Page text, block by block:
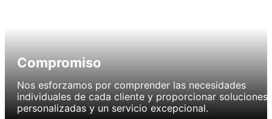
Compromiso
Nos esforzamos por comprender las necesidades
individuales de cada cliente y proporcionar soluciones
personalizadas y un servicio excepcional.